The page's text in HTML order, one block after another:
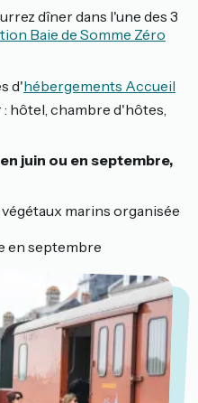
dîner dans l'une des 3
Baie de Somme Zéro
d'hébergements Accueil
hôtel, chambre d'hôtes,
juin ou en septembre,
marins organisée
en septembre